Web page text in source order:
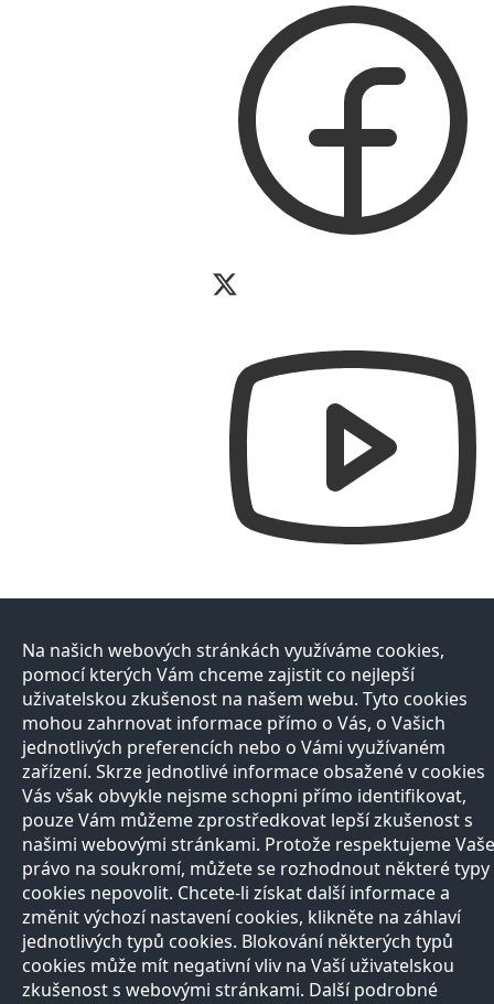
Na našich webových stránkách využíváme cookies,
pomocí kterých Vám chceme zajistit co nejlepší
uživatelskou zkušenost na našem webu. Tyto cookies
mohou zahrnovat informace přímo o Vás, o Vašich
jednotlivých preferencích nebo o Vámi využívaném
zařízení. Skrze jednotlivé informace obsažené v cookies
Vás však obvykle nejsme schopni přímo identifikovat,
pouze Vám můžeme zprostředkovat lepší zkušenost s
našimi webovými stránkami. Protože respektujeme Vaše
právo na soukromí, můžete se rozhodnout některé typy
cookies nepovolit. Chcete-li získat další informace a
změnit výchozí nastavení cookies, klikněte na záhlaví
jednotlivých typů cookies. Blokování některých typů
cookies může mít negativní vliv na Vaší uživatelskou
zkušenost s webovými stránkami. Další podrobné